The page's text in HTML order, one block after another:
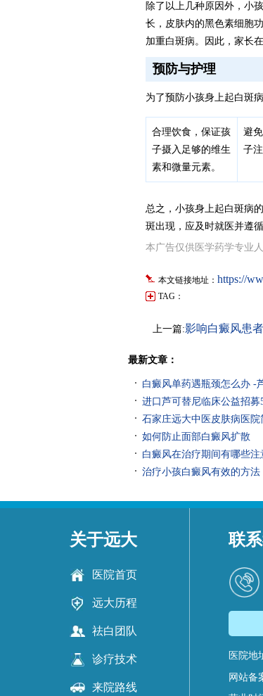
除了以上几种原因外，小
长，皮肤内的黑色素细胞
加重白斑病。因此，家长
预防与护理
为了预防小孩身上起白斑
合理饮食，保证孩
子摄入足够的维生
素和微量元素。
避
子
总之，小孩身上起白斑病
斑出现，应及时就医并遵
本广告仅供医学药学专业
本文链接地址： https://
TAG：
上一篇:影响白癜风患
最新文章：
白癜风单药遇瓶颈怎么办 -
进口芦可替尼临床公益招
石家庄远大中医皮肤病医院
如何防止面部白癜风扩散
白癜风在治疗期间有哪些
治疗小孩白癜风有效的方法
关于远大
医院首页
远大历程
祛白团队
诊疗技术
来院路线
联
医院地
网站备